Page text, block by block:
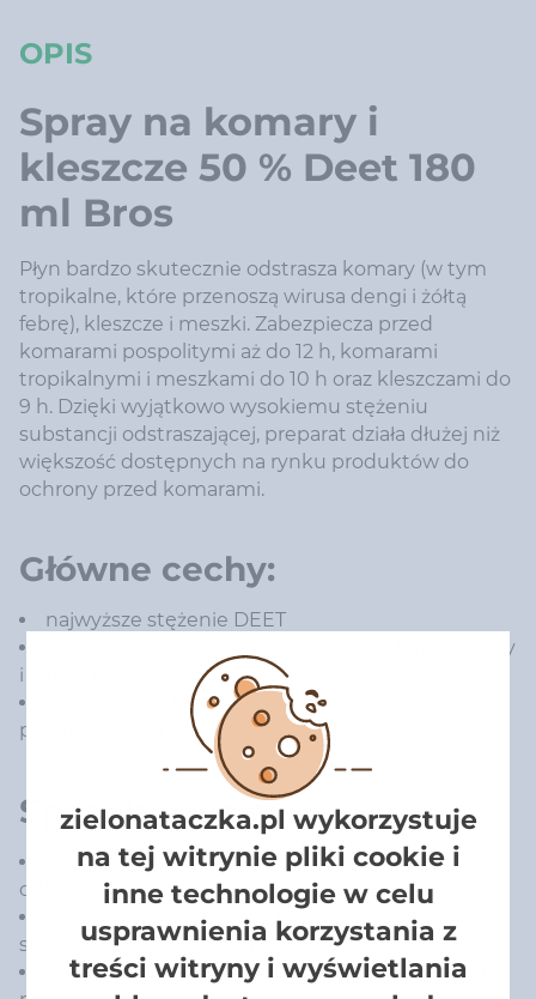
OPIS
Spray na komary i
kleszcze 50 % Deet 180
ml Bros
Płyn bardzo skutecznie odstrasza komary (w tym
tropikalne, które przenoszą wirusa dengi i żółtą
febrę), kleszcze i meszki. Zabezpiecza przed
komarami pospolitymi aż do 12 h, komarami
tropikalnymi i meszkami do 10 h oraz kleszczami do
9 h. Dzięki wyjątkowo wysokiemu stężeniu
substancji odstraszającej, preparat działa dłużej niż
większość dostępnych na rynku produktów do
ochrony przed komarami.
Główne cechy:
najwyższe stężenie DEET
bardzo długi czas działania – aż do 12 h na komary
i 9 h na kleszcze
chroni przed komarami tropikalnymi,
przenoszącymi malarię
Sposób użycia:
Miejsca narażone na ukąszenia spryskać z
odległości 15 cm.
Na twarz i szyję nanieść produkt pośrednio –
spryskać dłoń, a następnie rozsmarować.
Stosować wyłącznie w dobrze wentylowanych
zielonataczka.pl wykorzystuje
na tej witrynie pliki cookie i
inne technologie w celu
usprawnienia korzystania z
treści witryny i wyświetlania